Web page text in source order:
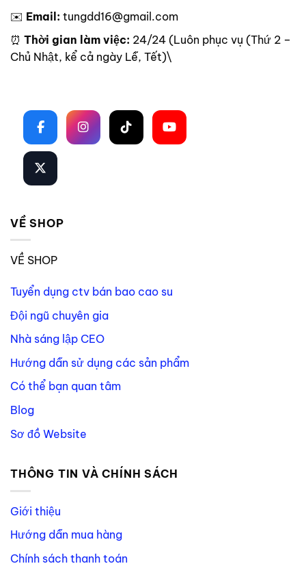
✉️ Email: tungdd16@gmail.com
⏰ Thời gian làm việc: 24/24 (Luôn phục vụ (Thứ 2 –
Chủ Nhật, kể cả ngày Lễ, Tết)\
VỀ SHOP
VỀ SHOP
Tuyển dụng ctv bán bao cao su
Đội ngũ chuyên gia
Nhà sáng lập CEO
Hướng dẫn sử dụng các sản phẩm
Có thể bạn quan tâm
Blog
Sơ đồ Website
THÔNG TIN VÀ CHÍNH SÁCH
Giới thiệu
Hướng dẫn mua hàng
Chính sách thanh toán